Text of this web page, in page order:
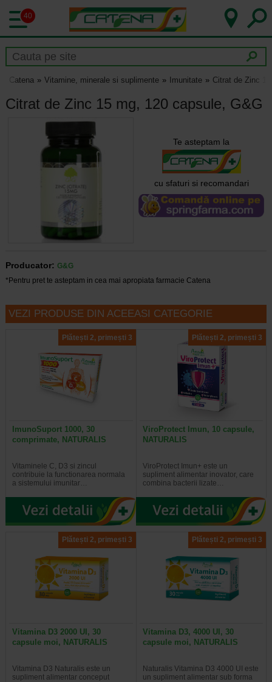
40
Catena Vitamine, minerale si suplimente Imunitate Citrat de Zinc
Citrat de Zinc 15 mg, 120 capsule, G&G
Te asteptam la
cu sfaturi si recomandari
Producator: G&G
*Pentru pret te asteptam in cea mai apropiata farmacie Catena
VEZI PRODUSE DIN ACEEASI CATEGORIE
Plătești 2, primești 3
ImunoSuport 1000, 30
comprimate, NATURALIS
Vitaminele C, D3 si zincul
contribuie la functionarea normala
a sistemului imunitar…
Plătești 2, primești 3
ViroProtect Imun, 10 capsule,
NATURALIS
ViroProtect Imun+ este un
supliment alimentar inovator, care
combina bacterii lizate…
Plătești 2, primești 3
Vitamina D3 2000 UI, 30
capsule moi, NATURALIS
Vitamina D3 Naturalis este un
supliment alimentar conceput
Plătești 2, primești 3
Vitamina D3, 4000 UI, 30
capsule moi, NATURALIS
Naturalis Vitamina D3 4000 UI este
un supliment alimentar sub forma